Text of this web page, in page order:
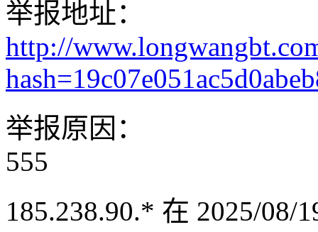
举报地址：
http://
举报原因：
555
185.238.90.* 在 2025/08/